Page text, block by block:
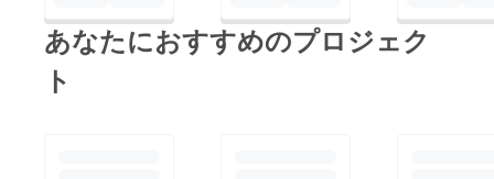
あなたにおすすめのプロジェク
ト